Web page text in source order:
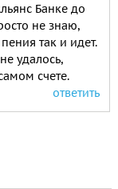
Банке до
не знаю,
так и идет.
удалось,
счете.
ответить